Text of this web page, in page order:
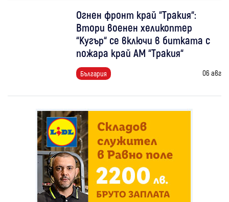
Огнен фронт край “Тракия“:
Втори военен хеликоптер
“Кугър“ се включи в битката с
пожара край АМ “Тракия“
България 06 авг